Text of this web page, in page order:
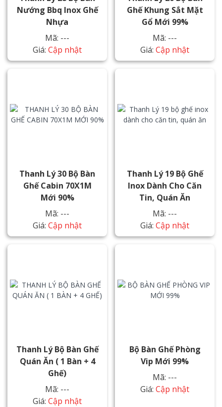
Nướng Bbq Inox Ghế
Nhựa
Mã: ---
Giá: Cập nhật
Ghế Khung Sắt Mặt
Gổ Mới 99%
Mã: ---
Giá: Cập nhật
Thanh Lý 30 Bộ Bàn
Ghế Cabin 70X1M
Mới 90%
Mã: ---
Giá: Cập nhật
Thanh Lý 19 Bộ Ghế
Inox Dành Cho Căn
Tin, Quán Ăn
Mã: ---
Giá: Cập nhật
Thanh Lý Bộ Bàn Ghế
Quán Ăn ( 1 Bàn + 4
Ghế)
Mã: ---
Giá: Cập nhật
Bộ Bàn Ghế Phòng
Vip Mới 99%
Mã: ---
Giá: Cập nhật